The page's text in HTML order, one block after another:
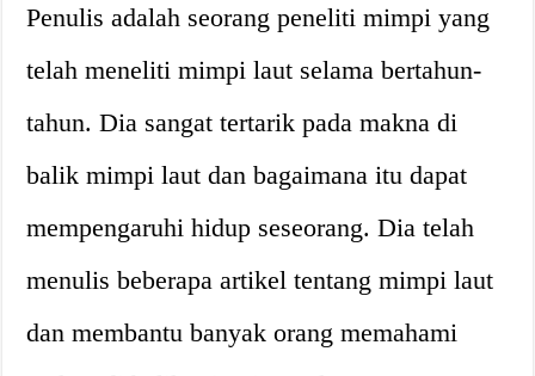
Penulis adalah seorang peneliti mimpi yang
telah meneliti mimpi laut selama bertahun-
tahun. Dia sangat tertarik pada makna di
balik mimpi laut dan bagaimana itu dapat
mempengaruhi hidup seseorang. Dia telah
menulis beberapa artikel tentang mimpi laut
dan membantu banyak orang memahami